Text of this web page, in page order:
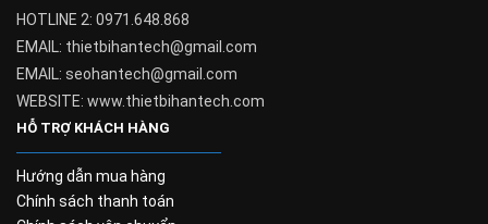
HOTLINE 2: 0971.648.868
EMAIL: thietbihantech@gmail.com
EMAIL: seohantech@gmail.com
WEBSITE: www.thietbihantech.com
HỖ TRỢ KHÁCH HÀNG
Hướng dẫn mua hàng
Chính sách thanh toán